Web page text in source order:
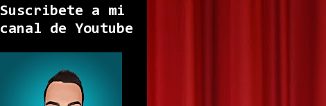
Suscribete a mi
canal de Youtube